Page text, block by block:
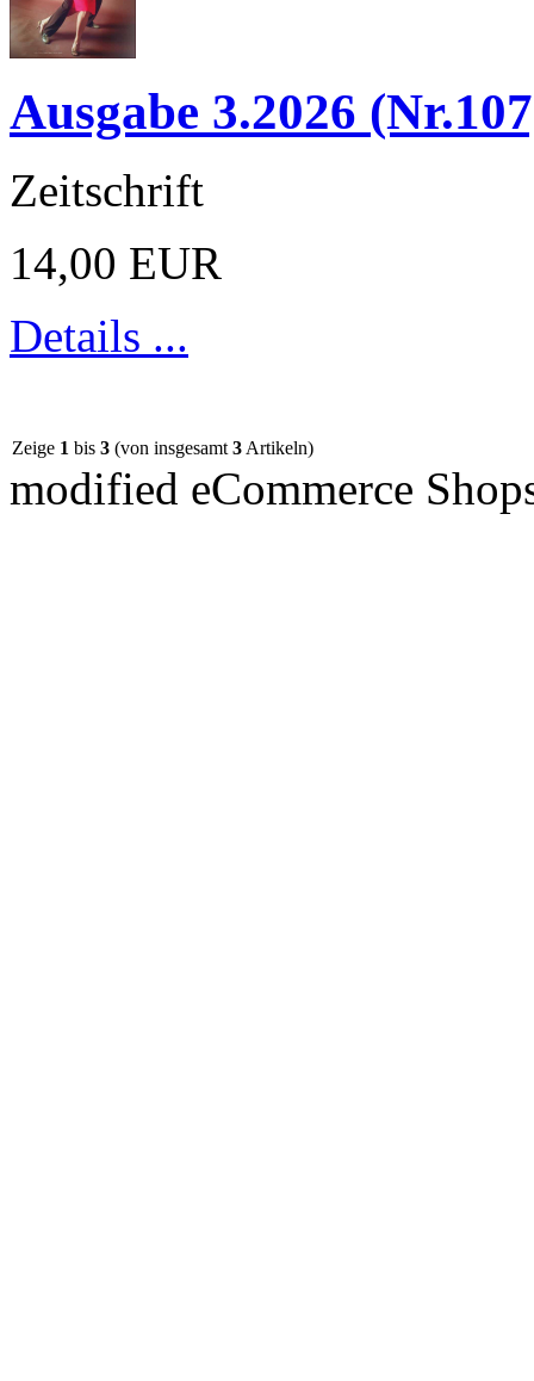
Ausgabe 3.2026
Zeitschrift
14,00 EUR
Details ...
Zeige 1 bis 3 (von insgesamt3Artikeln)
modified eCommerce